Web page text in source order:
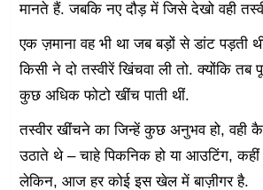
मानते हैं. जबकि नए दौड़ में जिसे देखो वही
एक ज़माना वह भी था जब बड़ों से डांट पड़ती
किसी ने दो तस्वीरें खिंचवा ली तो. क्योंकि तब
कुछ अधिक फोटो खींच पाती थीं.
तस्वीर खींचने का जिन्हें कुछ अनुभव हो, वही
उठाते थे – चाहे पिकनिक हो या आउटिंग, कहीं
लेकिन, आज हर कोई इस खेल में बाज़ीगर है.